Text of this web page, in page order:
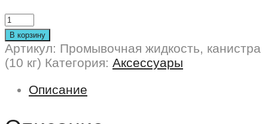
В корзину
Артикул: Промывочная жидкость, канистра
(10 кг) Категория: Аксессуары
Описание